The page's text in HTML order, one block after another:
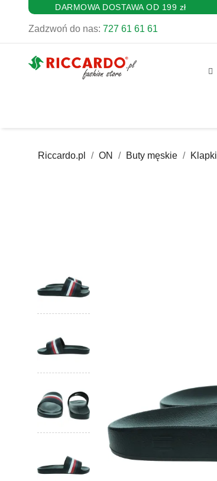
DARMOWA DOSTAWA OD 199 zł
Zadzwoń do nas: 727 61 61 61
Riccardo.pl ON Buty męskie Klapki